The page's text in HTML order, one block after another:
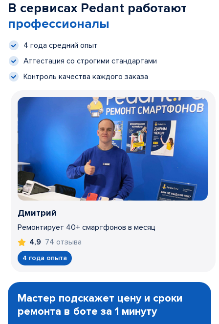
В сервисах Pedant работают
профессионалы
4 года средний опыт
Аттестация со строгими стандартами
Контроль качества каждого заказа
Дмитрий
Ремонтирует 40+ смартфонов в месяц
4,9 74 отзыва
4 года опыта
1
Мастер подскажет цену и сроки
ремонта в боте за 1 минуту